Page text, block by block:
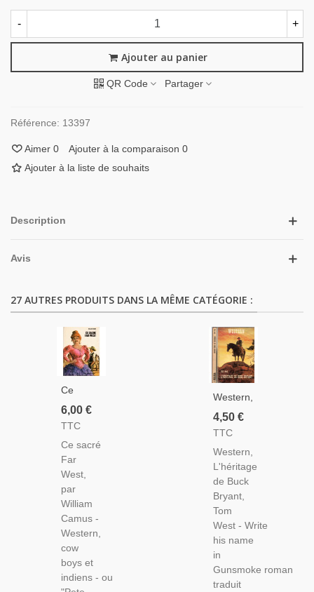
- +
Ajouter au panier
QR Code Partager
Référence: 13397
Aimer 0 Ajouter à la comparaison 0
Ajouter à la liste de souhaits
Description
Avis
27 AUTRES PRODUITS DANS LA MÊME CATÉGORIE :
Ce
Sacré
Far
William
Camus,
1975 -
Collection
Rouge
Et Or
Olympic,
Far West
Jeunesse
Adolescents
6,00 €
TTC
Ce sacré
Far
West,
par
William
Camus -
Western,
cow
boys et
indiens - ou
Western,
L'héritage
De Buck
Tom
West,
1976 -
Far
West,
Cow-
Boys, Le
Masque
Western,
Roman
4,50 €
TTC
Western,
L'héritage
de Buck
Bryant,
Tom
West - Write
his name
in
Gunsmoke roman
traduit